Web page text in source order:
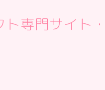
専門サイト